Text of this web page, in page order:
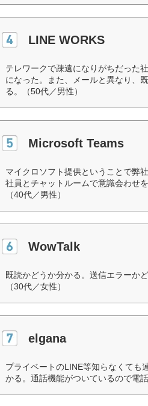
LINE WORKS
テレワークで疎遠になりがちだった
になった。また、メールと異なり、
る。（50代／男性）
Microsoft Teams
マイクロソフト提供ということで弊
社員とチャットルームで意識会わせ
（40代／男性）
WowTalk
既読かどうか分かる。送信エラーか
（30代／女性）
elgana
プライベートのLINE等知らなくても
かる。通話機能がついているので電